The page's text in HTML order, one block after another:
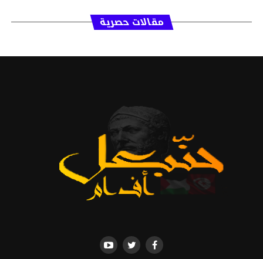
مقالات حصرية